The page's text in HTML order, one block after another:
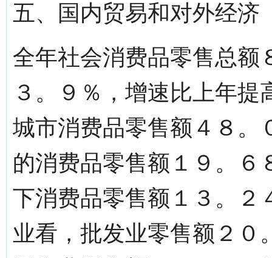
五、国内贸易和对外经济
全年社会消费品零售总额
３。９％，增速比上年
城市消费品零售额４８。
的消费品零售额１９。６
下消费品零售额１３。２
业看，批发业零售额２０